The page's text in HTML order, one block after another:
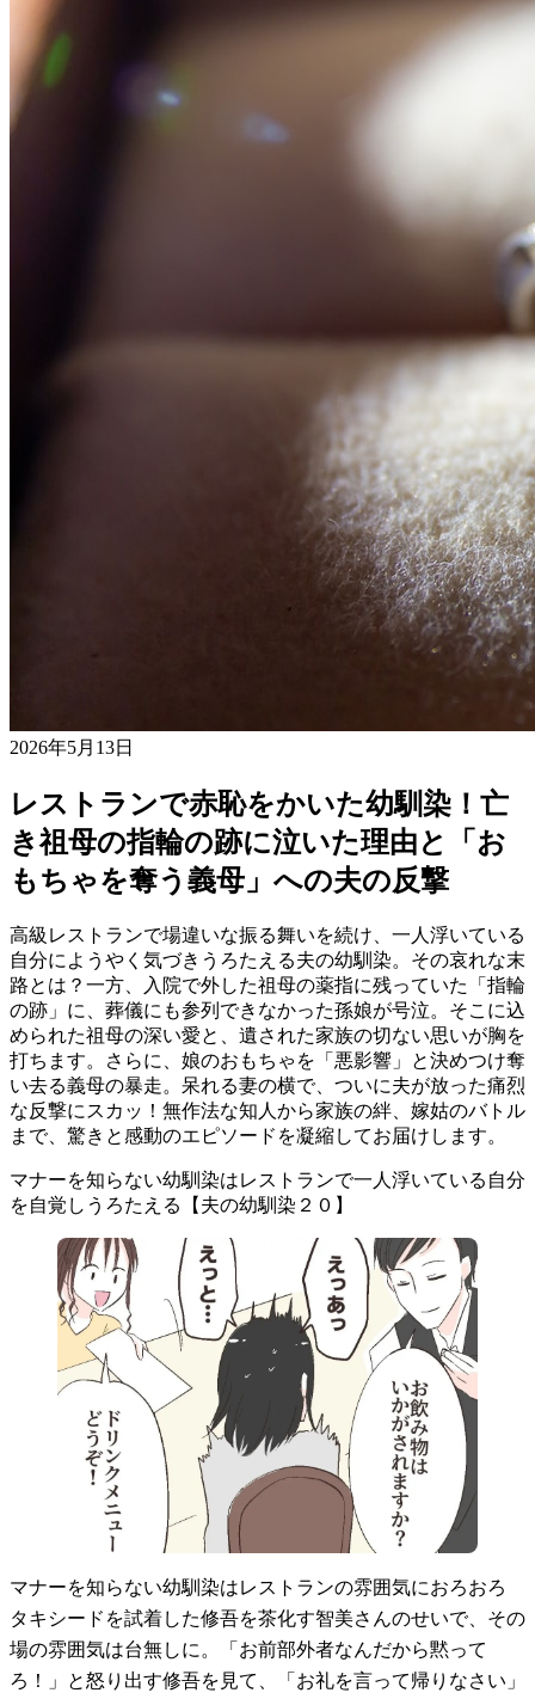
2026年5月13日
レストランで赤恥をかいた幼馴染！亡
き祖母の指輪の跡に泣いた理由と「お
もちゃを奪う義母」への夫の反撃
高級レストランで場違いな振る舞いを続け、一人浮いている
自分にようやく気づきうろたえる夫の幼馴染。その哀れな末
路とは？一方、入院で外した祖母の薬指に残っていた「指輪
の跡」に、葬儀にも参列できなかった孫娘が号泣。そこに込
められた祖母の深い愛と、遺された家族の切ない思いが胸を
打ちます。さらに、娘のおもちゃを「悪影響」と決めつけ奪
い去る義母の暴走。呆れる妻の横で、ついに夫が放った痛烈
な反撃にスカッ！無作法な知人から家族の絆、嫁姑のバトル
まで、驚きと感動のエピソードを凝縮してお届けします。
マナーを知らない幼馴染はレストランで一人浮いている自分
を自覚しうろたえる【夫の幼馴染２０】
マナーを知らない幼馴染はレストランの雰囲気におろおろ
タキシードを試着した修吾を茶化す智美さんのせいで、その
場の雰囲気は台無しに。「お前部外者なんだから黙って
ろ！」と怒り出す修吾を見て、「お礼を言って帰りなさい」